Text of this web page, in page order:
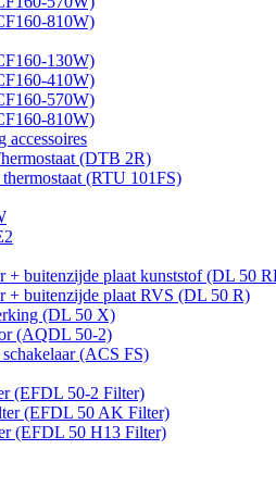
810W)
130W)
410W)
570W)
810W)
accessoires
(DTB 2R)
(RTU 101FS)
+ buitenzijde plaat kunststof (DL 50
+ buitenzijde plaat RVS (DL 50 R)
(DL 50 X)
(AQDL 50-2)
(ACS FS)
(EFDL 50-2 Filter)
(EFDL 50 AK Filter)
(EFDL 50 H13 Filter)